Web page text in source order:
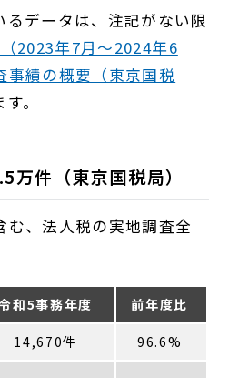
るデータは、注記がない限
2023年7月～2024年6
績の概要（東京国税
。
万件（東京国税局）
む、法人税の実地調査全
和5事務年度 前年度比
14,670件 96.6%